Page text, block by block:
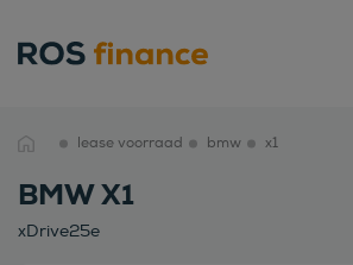
lease voorraad bmw x1
BMW X1
xDrive25e